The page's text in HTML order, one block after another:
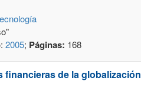
:2005; Páginas: 168
financieras de la globalización